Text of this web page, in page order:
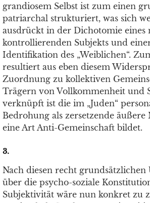
grandiosem Selbst ist zum einen
patriarchal strukturiert, was sich
ausdrückt in der Dichotomie eines
kontrollierenden Subjekts und
Identifikation des „Weiblichen“.
resultiert aus eben diesem
Zuordnung zu kollektiven
Trägern von Vollkommenheit und
verknüpft ist die im „Juden“
Bedrohung als zersetzende äußere
eine Art Anti-Gemeinschaft bildet.
3.
Nach diesen recht grundsätzlichen
über die psycho-soziale
Subjektivität wäre nun konkret zu